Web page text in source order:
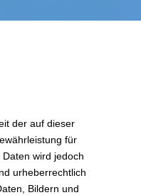
der auf dieser
für
wird jedoch
urheberrechtlich
Bildern und